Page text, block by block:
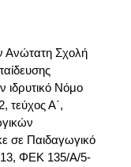
Ανώτατη Σχολή
ιδρυτικό Νόμο
τεύχος Α΄,
σε Παιδαγωγικό
ΦΕΚ 135/Α/5-